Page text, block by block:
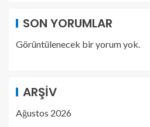
SON YORUMLAR
Görüntülenecek bir yorum yok.
ARŞIV
Ağustos 2026